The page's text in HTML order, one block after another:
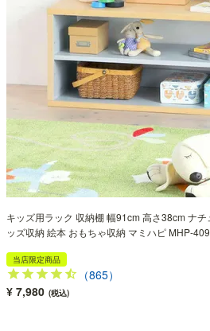
キッズ用ラック 収納棚 幅91cm 高さ38cm ナ
ッズ収納 絵本 おもちゃ収納 マミハピ MHP-
当店限定商品
（865）
¥ 7,980 (税込)